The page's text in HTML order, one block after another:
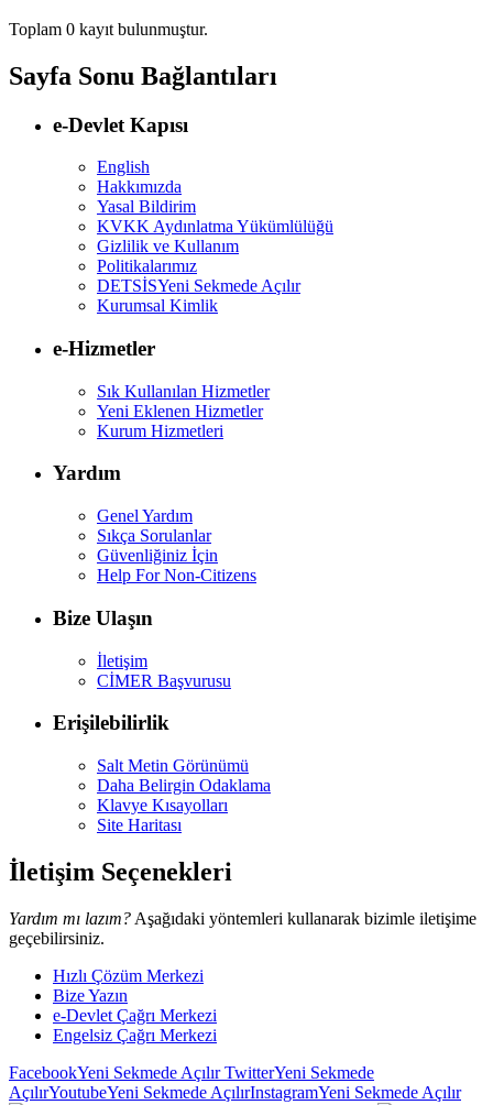
Toplam 0 kayıt bulunmuştur.
Sayfa Sonu Bağlantıları
e-Devlet Kapısı
English
Hakkımızda
Yasal Bildirim
KVKK Aydınlatma Yükümlülüğü
Gizlilik ve Kullanım
Politikalarımız
DETSİSYeni Sekmede Açılır
Kurumsal Kimlik
e-Hizmetler
Sık Kullanılan Hizmetler
Yeni Eklenen Hizmetler
Kurum Hizmetleri
Yardım
Genel Yardım
Sıkça Sorulanlar
Güvenliğiniz İçin
Help For Non-Citizens
Bize Ulaşın
İletişim
CİMER Başvurusu
Erişilebilirlik
Salt Metin Görünümü
Daha Belirgin Odaklama
Klavye Kısayolları
Site Haritası
İletişim Seçenekleri
Yardım mı lazım? Aşağıdaki yöntemleri kullanarak bizimle iletişime
geçebilirsiniz.
Hızlı Çözüm Merkezi
Bize Yazın
e-Devlet Çağrı Merkezi
Engelsiz Çağrı Merkezi
FacebookYeni Sekmede AçılırTwitterYeni Sekmede
AçılırYoutubeYeni Sekmede AçılırInstagramYeni Sekmede Açılır